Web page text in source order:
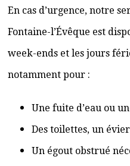
En cas d’urgence, notre
Fontaine-l’Évêque est
week-ends et les jours
notamment pour :
Une fuite d’eau ou
Des toilettes, un
Un égout obstrué